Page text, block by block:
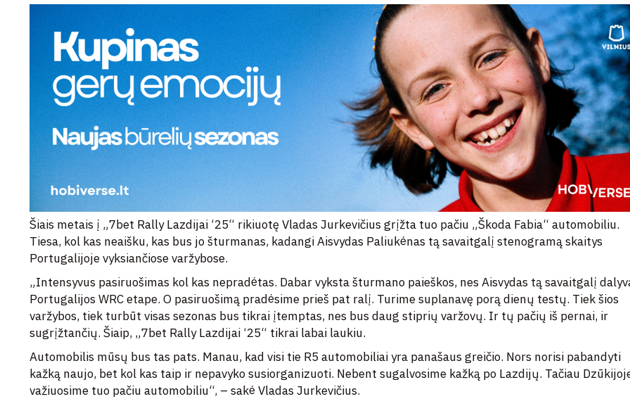
Šiais metais į „7bet Rally Lazdijai ‘25“ rikiuotę Vladas Jurkevičius grįžta tuo pačiu „Škoda Fabia“ automobiliu.
Tiesa, kol kas neaišku, kas bus jo šturmanas, kadangi Aisvydas Paliukėnas tą savaitgalį stenogramą skaitys
Portugalijoje vyksiančiose varžybose.
„Intensyvus pasiruošimas kol kas nepradėtas. Dabar vyksta šturmano paieškos, nes Aisvydas tą savaitgalį
Portugalijos WRC etape. O pasiruošimą pradėsime prieš pat ralį. Turime suplanavę porą dienų testų. Tiek šios
varžybos, tiek turbūt visas sezonas bus tikrai įtemptas, nes bus daug stiprių varžovų. Ir tų pačių iš pernai, ir
sugrįžtančių. Šiaip, „7bet Rally Lazdijai ‘25“ tikrai labai laukiu.
Automobilis mūsų bus tas pats. Manau, kad visi tie R5 automobiliai yra panašaus greičio. Nors norisi pabandyti
kažką naujo, bet kol kas taip ir nepavyko susiorganizuoti. Nebent sugalvosime kažką po Lazdijų. Tačiau
važiuosime tuo pačiu automobiliu“, – sakė Vladas Jurkevičius.